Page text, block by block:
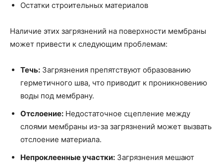
Остатки строительных материалов
Наличие этих загрязнений на поверхности мембраны
может привести к следующим проблемам:
Течь: Загрязнения препятствуют образованию
герметичного шва, что приводит к проникновению
воды под мембрану.
Отслоение: Недостаточное сцепление между
слоями мембраны из-за загрязнений может вызвать
отслоение материала.
Непроклеенные участки: Загрязнения мешают